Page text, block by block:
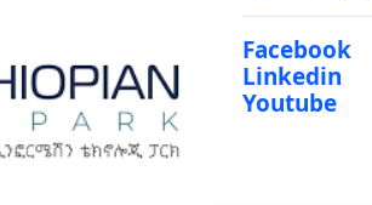
Facebook
Linkedin
Youtube